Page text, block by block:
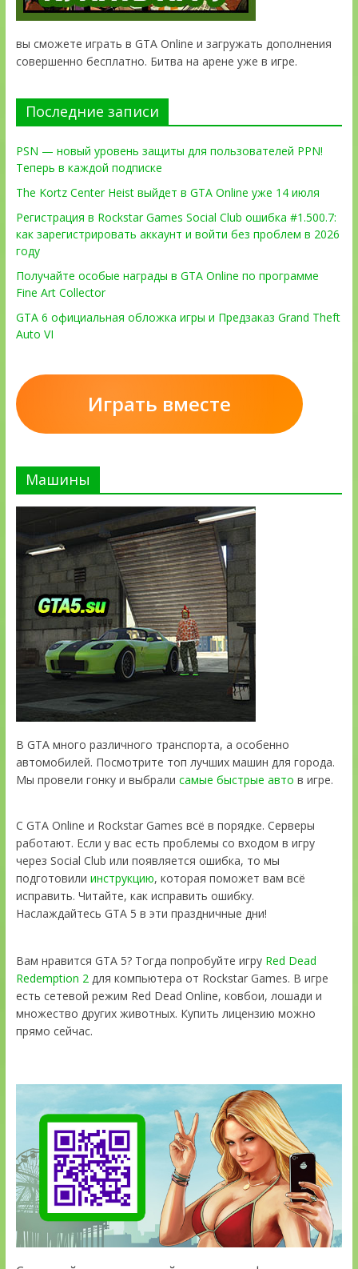
вы сможете играть в GTA Online и загружать дополнения
совершенно бесплатно. Битва на арене уже в игре.
Последние записи
PSN — новый уровень защиты для пользователей PPN!
Теперь в каждой подписке
The Kortz Center Heist выйдет в GTA Online уже 14 июля
Регистрация в Rockstar Games Social Club ошибка #1.500.7:
как зарегистрировать аккаунт и войти без проблем в 2026
году
Получайте особые награды в GTA Online по программе
Fine Art Collector
GTA 6 официальная обложка игры и Предзаказ Grand Theft
Auto VI
Играть вместе
Машины
В GTA много различного транспорта, а особенно
автомобилей. Посмотрите топ лучших машин для города.
Мы провели гонку и выбрали самые быстрые авто в игре.
С GTA Online и Rockstar Games всё в порядке. Серверы
работают. Если у вас есть проблемы со входом в игру
через Social Club или появляется ошибка, то мы
подготовили инструкцию, которая поможет вам всё
исправить. Читайте, как исправить ошибку.
Наслаждайтесь GTA 5 в эти праздничные дни!
Вам нравится GTA 5? Тогда попробуйте игру Red Dead
Redemption 2для компьютера от Rockstar Games. В игре
есть сетевой режим Red Dead Online, ковбои, лошади и
множество других животных. Купить лицензию можно
прямо сейчас.